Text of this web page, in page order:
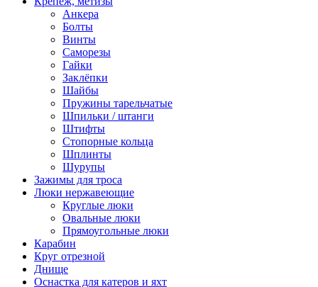
Анкера
Болты
Винты
Саморезы
Гайки
Заклёпки
Шайбы
Пружины тарельчатые
Шпильки / штанги
Штифты
Стопорные кольца
Шплинты
Шурупы
Зажимы для троса
Люки нержавеющие
Круглые люки
Овальные люки
Прямоугольные люки
Карабин
Круг отрезной
Днище
Оснастка для катеров и яхт